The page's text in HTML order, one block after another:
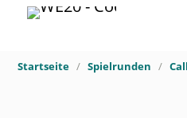
Startseite Spielrunden